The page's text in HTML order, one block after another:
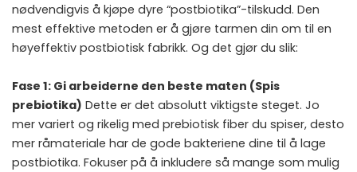
nødvendigvis å kjøpe dyre “postbiotika”-tilskudd. Den
mest effektive metoden er å gjøre tarmen din om til en
høyeffektiv postbiotisk fabrikk. Og det gjør du slik:
Fase 1: Gi arbeiderne den beste maten (Spis
prebiotika) Dette er det absolutt viktigste steget. Jo
mer variert og rikelig med prebiotisk fiber du spiser, desto
mer råmateriale har de gode bakteriene dine til å lage
postbiotika. Fokuser på å inkludere så mange som mulig